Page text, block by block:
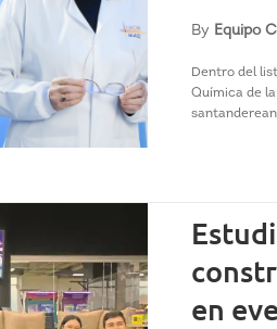
By Equipo
Dentro del
Química de
en